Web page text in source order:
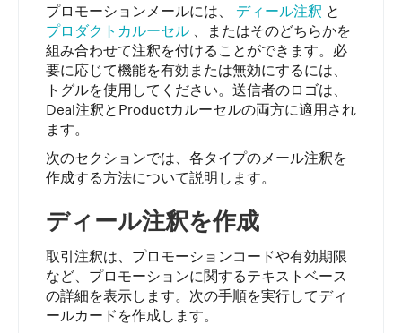
プロモーションメールには、 ディール注釈 と
プロダクトカルーセル
、またはそのどちらかを
組み合わせて注釈を付けることができます。必
要に応じて機能を有効または無効にするには、
トグルを使用してください。送信者のロゴは、
Deal注釈とProductカルーセルの両方に適用され
ます。
次のセクションでは、各タイプのメール注釈を
作成する方法について説明します。
ディール注釈を作成
取引注釈は、プロモーションコードや有効期限
など、プロモーションに関するテキストベース
の詳細を表示します。次の手順を実行してディ
ールカードを作成します。